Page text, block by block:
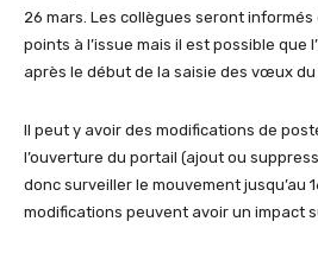
26 mars. Les collègues seront
points à l’issue mais il est possible que
après le début de la saisie des vœux
Il peut y avoir des modifications de
l’ouverture du portail (ajout ou
donc surveiller le mouvement jusqu’au
modifications peuvent avoir un impact